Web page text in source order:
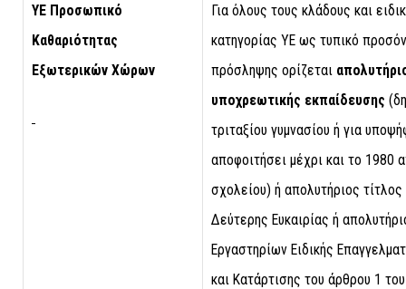
ΥΕ Προσωπικό
Καθαριότητας
Εξωτερικών Χώρων
Για όλους τους κλάδους και
κατηγορίας ΥΕ ως τυπικό
πρόσληψης ορίζεται
υποχρεωτικής εκπαίδευσης
τριταξίου γυμνασίου ή για
αποφοιτήσει μέχρι και το 1980
σχολείου) ή απολυτήριος
Δεύτερης Ευκαιρίας ή
Εργαστηρίων Ειδικής
και Κατάρτισης του άρθρου 1